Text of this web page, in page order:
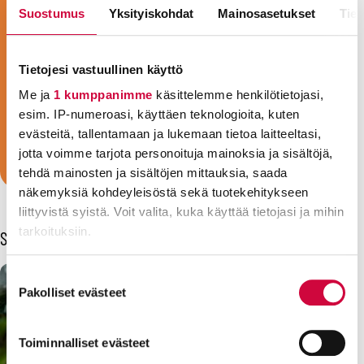
Suostumus Yksityiskohdat Mainosasetukset
Tietojesi vastuullinen käyttö
Me ja 1 kumppanimme käsittelemme henkilötietojasi,
esim. IP-numeroasi, käyttäen teknologioita, kuten
evästeitä, tallentamaan ja lukemaan tietoa laitteeltasi,
jotta voimme tarjota personoituja mainoksia ja sisältöjä,
tehdä mainosten ja sisältöjen mittauksia, saada
näkemyksiä kohdeyleisöstä sekä tuotekehitykseen
liittyvistä syistä. Voit valita, kuka käyttää tietojasi ja mihin
tarkoituksiin.
voit määrittää asetuksesi
. Voit muuttaa
Suostumuksen
valinta
Pakolliset evästeet
Toiminnalliset evästeet
Jäsenemme työskentelevät noin
tuhannessa eri ammatissa hyvinvoinnin ja
sote-ammattilainen, kasvattaja, siivooja,
keittäjä, sihteeri, vartija tai konduktööri,
olemme ammattiliittosi!
Liity jäseneksi!
Sinua voisi kiinnostaa myös